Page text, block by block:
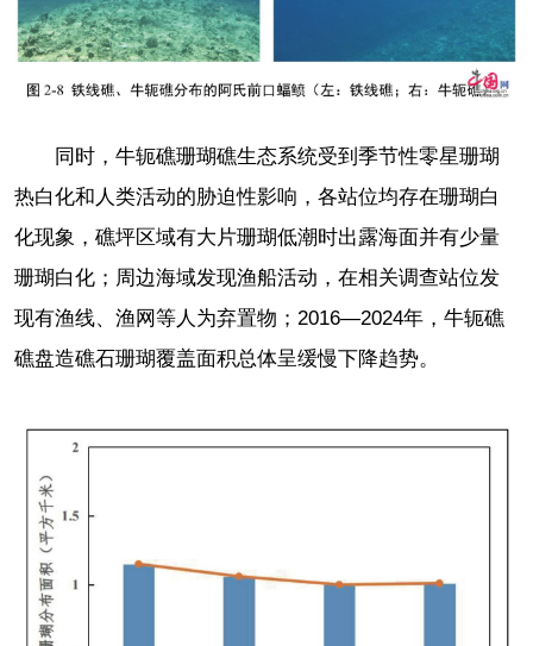
同时，牛轭礁珊瑚礁生态系统受到季节性零星珊瑚
热白化和人类活动的胁迫性影响，各站位均存在珊瑚白
化现象，礁坪区域有大片珊瑚低潮时出露海面并有少量
珊瑚白化；周边海域发现渔船活动，在相关调查站位发
现有渔线、渔网等人为弃置物；2016—2024年，牛轭礁
礁盘造礁石珊瑚覆盖面积总体呈缓慢下降趋势。